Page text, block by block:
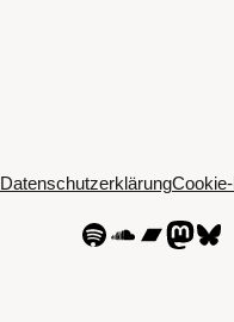
Datenschutzerklärung
SpotifySoundCloud